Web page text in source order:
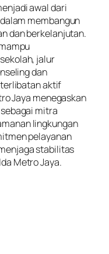
awal dari
membangun
dan berkelanjutan.
jalur
dan
aktif
Jaya menegaskan
mitra
lingkungan
pelayanan
stabilitas
Metro Jaya.